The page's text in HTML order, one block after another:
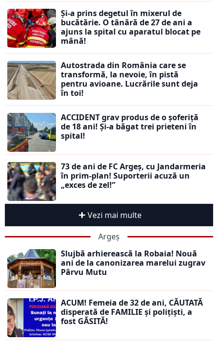
Și-a prins degetul în mixerul de
bucătărie. O tânără de 27 de ani a
ajuns la spital cu aparatul blocat pe
mână!
Autostrada din România care se
transformă, la nevoie, în pistă
pentru avioane. Lucrările sunt deja
în toi!
ACCIDENT grav produs de o șoferiță
de 18 ani! Și-a băgat trei prieteni în
spital!
73 de ani de FC Argeș, cu Jandarmeria
în prim-plan! Suporterii acuză un
„exces de zel!”
Vezi mai multe
Argeș
Slujbă arhierească la Robaia! Nouă
ani de la canonizarea marelui zugrav
Pârvu Mutu
ACUM! Femeia de 32 de ani, CĂUTATĂ
disperată de FAMILIE și polițiști, a
fost GĂSITĂ!